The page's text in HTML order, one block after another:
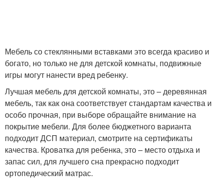
Мебель со стеклянными вставками это всегда красиво и
богато, но только не для детской комнаты, подвижные
игры могут нанести вред ребенку.
Лучшая мебель для детской комнаты, это – деревянная
мебель, так как она соответствует стандартам качества и
особо прочная, при выборе обращайте внимание на
покрытие мебели. Для более бюджетного варианта
подходит ДСП материал, смотрите на сертификаты
качества. Кроватка для ребенка, это – место отдыха и
запас сил, для лучшего сна прекрасно подходит
ортопедический матрас.